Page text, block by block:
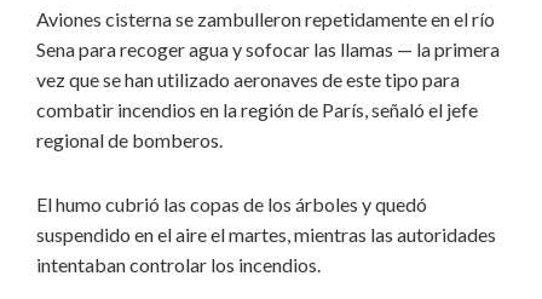
Aviones cisterna se zambulleron repetidamente en el río
Sena para recoger agua y sofocar las llamas — la primera
vez que se han utilizado aeronaves de este tipo para
combatir incendios en la región de París, señaló el jefe
regional de bomberos.
El humo cubrió las copas de los árboles y quedó
suspendido en el aire el martes, mientras las autoridades
intentaban controlar los incendios.